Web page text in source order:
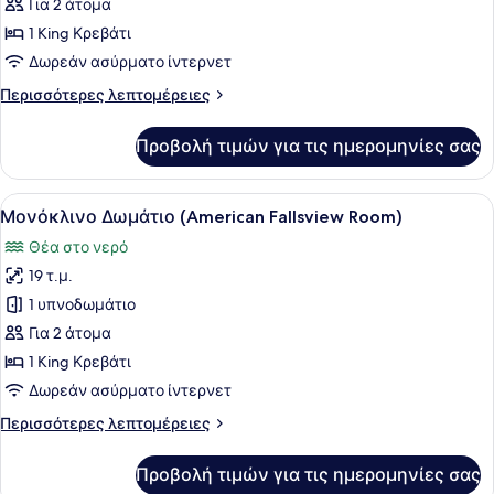
Δωμάτιο,
Θέα
Ποτάμι
Για 2 άτομα
1 King Κρεβάτι
Δωρεάν ασύρματο ίντερνετ
Περισσότερες λεπτομέρειες
Περισσότερες
Δωμάτιο,
Θέα
στο
(Riverview
Room)
Προβολή τιμών για τις ημερομηνίες σας
Προβολή
όλων
των
φωτογραφιών
για
Μονόκλινο
Δωμάτιο
(American
Fallsview
Room)
Ένα δωμάτιο ξενοδοχείου με ένα
5
Μονόκλινο Δωμάτιο (American Fallsview Room)
Θέα στο νερό
19 τ.μ.
1 υπνοδωμάτιο
Για 2 άτομα
1 King Κρεβάτι
Δωρεάν ασύρματο ίντερνετ
Περισσότερες λεπτομέρειες
Περισσότερες
Προβολή τιμών για τις ημερομηνίες σας